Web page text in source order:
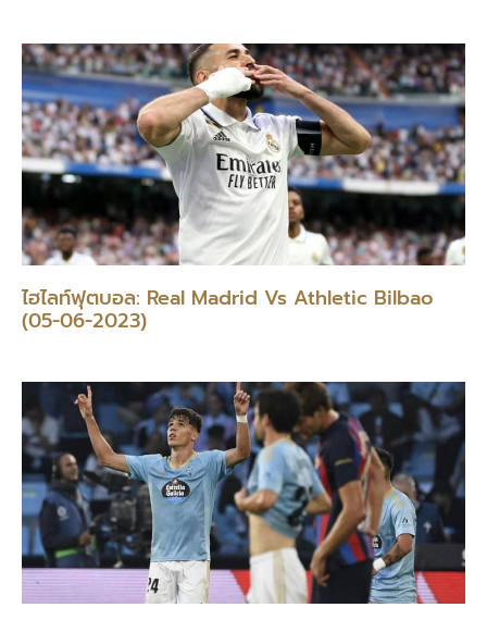
ไฮไลท์ฟุตบอล: Real Madrid Vs Athletic Bilbao
(05-06-2023)